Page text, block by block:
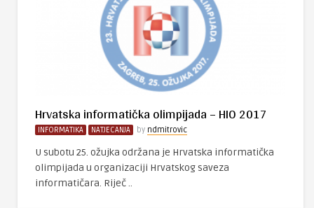
Hrvatska informatička olimpijada – HIO 2017
INFORMATIKA NATJECANJA by ndmitrovic
U subotu 25. ožujka održana je Hrvatska informatička
olimpijada u organizaciji Hrvatskog saveza
informatičara. Riječ ..